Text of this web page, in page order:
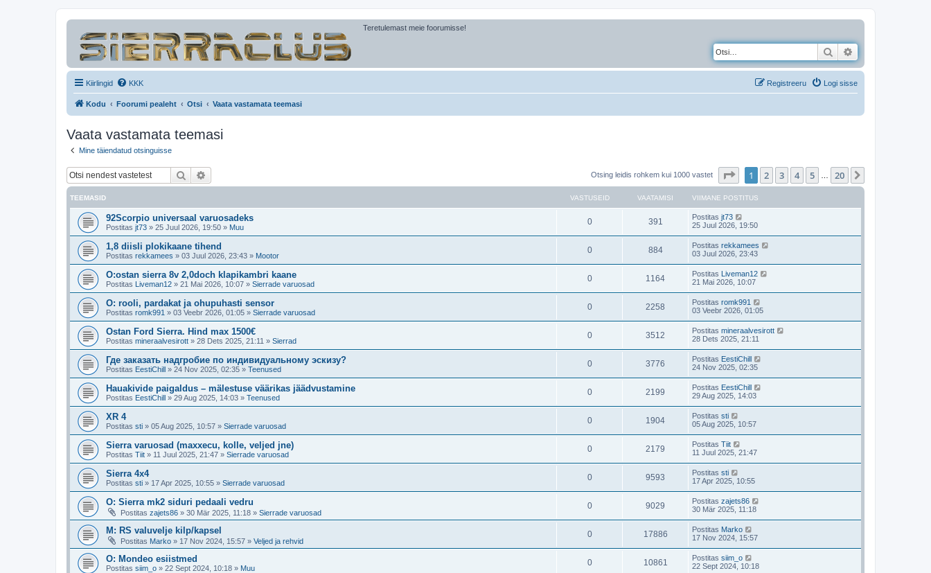
Teretulemast meie foorumisse!
Otsi
Kiirlingid KKK Logi sisse
Registreeru
Kodu Foorumi pealeht Otsi Vaata vastamata teemasi
Vaata vastamata teemasi
Mine täiendatud otsinguisse
Otsi Otsing leidis rohkem kui 1000 vastet . leht 20 -st
1 2 3 4 5 20
TEEMASID VASTUSEID VAATAMISI VIIMANE POSTITUS
92Scorpio universaal varuosadeks
Postitas jt73 » 25 Juul 2026, 19:50 » Muu
0 391 Postitas jt73
25 Juul 2026, 19:50
1,8 diisli plokikaane tihend
Postitas rekkamees » 03 Juul 2026, 23:43 » Mootor
0 884 Postitas rekkamees
03 Juul 2026, 23:43
O:ostan sierra 8v 2,0doch klapikambri kaane
Postitas Liveman12 » 21 Mai 2026, 10:07 » Sierrade varuosad
0 1164 Postitas Liveman12
21 Mai 2026, 10:07
O: rooli, pardakat ja ohupuhasti sensor
Postitas romk991 » 03 Veebr 2026, 01:05 » Sierrade varuosad
0 2258 Postitas romk991
03 Veebr 2026, 01:05
Ostan Ford Sierra. Hind max 1500€
Postitas mineraalvesirott » 28 Dets 2025, 21:11 » Sierrad
0 3512 Postitas mineraalvesirott
28 Dets 2025, 21:11
Где заказать надгробие по индивидуальному эскизу?
Postitas EestiChill » 24 Nov 2025, 02:35 » Teenused
0 3776 Postitas EestiChill
24 Nov 2025, 02:35
Hauakivide paigaldus – mälestuse väärikas jäädvustamine
Postitas EestiChill » 29 Aug 2025, 14:03 » Teenused
0 2199 Postitas EestiChill
29 Aug 2025, 14:03
XR 4
Postitas sti » 05 Aug 2025, 10:57 » Sierrade varuosad
0 1904 Postitas sti
05 Aug 2025, 10:57
Sierra varuosad (maxxecu, kolle, veljed jne)
Postitas Tiit » 11 Juul 2025, 21:47 » Sierrade varuosad
0 2179 Postitas Tiit
11 Juul 2025, 21:47
Sierra 4x4
Postitas sti » 17 Apr 2025, 10:55 » Sierrade varuosad
0 9593 Postitas sti
17 Apr 2025, 10:55
O: Sierra mk2 siduri pedaali vedru
Postitas zajets86 » 30 Mär 2025, 11:18 » Sierrade varuosad
0 9029 Postitas zajets86
30 Mär 2025, 11:18
M: RS valuvelje kilp/kapsel
Postitas Marko » 17 Nov 2024, 15:57 » Veljed ja rehvid
0 17886 Postitas Marko
17 Nov 2024, 15:57
O: Mondeo esiistmed
Postitas siim_o » 22 Sept 2024, 10:18 » Muu
0 10861 Postitas siim_o
22 Sept 2024, 10:18